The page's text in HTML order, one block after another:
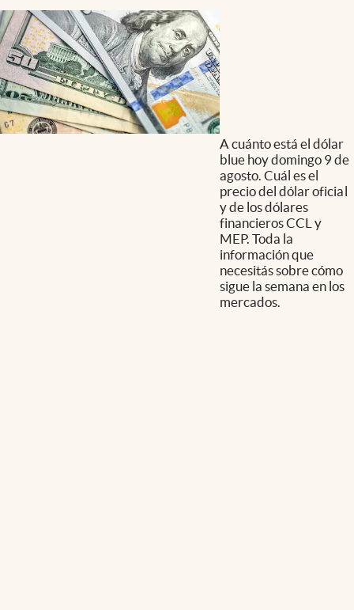
A cuánto está el dólar
blue hoy domingo 9 de
agosto. Cuál es el
precio del dólar oficial
y de los dólares
financieros CCL y
MEP. Toda la
información que
necesitás sobre cómo
sigue la semana en los
mercados.